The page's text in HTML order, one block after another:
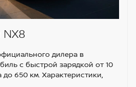
дилера в
с быстрой зарядкой от 10
до 650 км. Характеристики,